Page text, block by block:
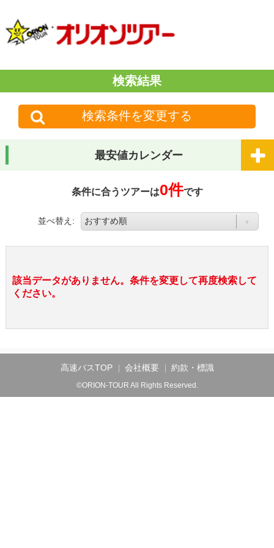
検索結果
検索条件を変更する
最安値カレンダー
条件に合うツアーは0件です
並べ替え:
該当データがありません。条件を変更して再度検索して
ください。
高速バスTOP 会社概要 約款・標識
©ORION-TOUR All Rights Reserved.